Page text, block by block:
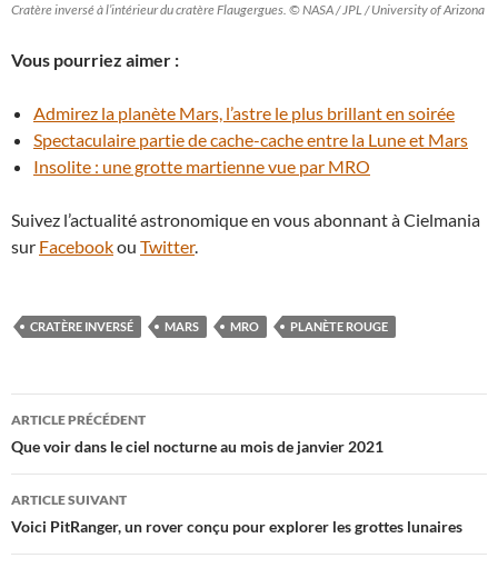
Cratère inversé à l’intérieur du cratère Flaugergues. © NASA / JPL / University of Arizona
Vous pourriez aimer :
Admirez la planète Mars, l’astre le plus brillant en soirée
Spectaculaire partie de cache-cache entre la Lune et Mars
Insolite : une grotte martienne vue par MRO
Suivez l’actualité astronomique en vous abonnant à Cielmania
sur Facebookou Twitter.
CRATÈRE INVERSÉ MARS MRO PLANÈTE ROUGE
Navigation
des
articles
ARTICLE PRÉCÉDENT
Que voir dans le ciel nocturne au mois de janvier 2021
ARTICLE SUIVANT
Voici PitRanger, un rover conçu pour explorer les grottes lunaires